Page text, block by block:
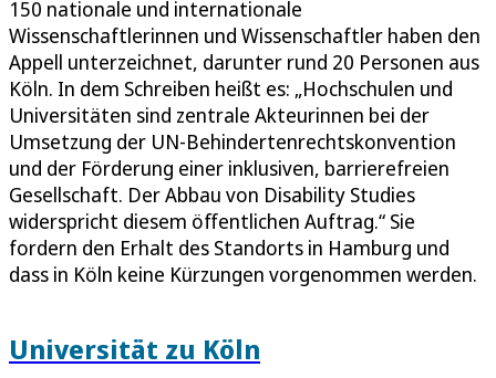
150 nationale und internationale
Wissenschaftlerinnen und Wissenschaftler haben den
Appell unterzeichnet, darunter rund 20 Personen aus
Köln. In dem Schreiben heißt es: „Hochschulen und
Universitäten sind zentrale Akteurinnen bei der
Umsetzung der UN-Behindertenrechtskonvention
und der Förderung einer inklusiven, barrierefreien
Gesellschaft. Der Abbau von Disability Studies
widerspricht diesem öffentlichen Auftrag.“ Sie
fordern den Erhalt des Standorts in Hamburg und
dass in Köln keine Kürzungen vorgenommen werden.
Universität zu Köln